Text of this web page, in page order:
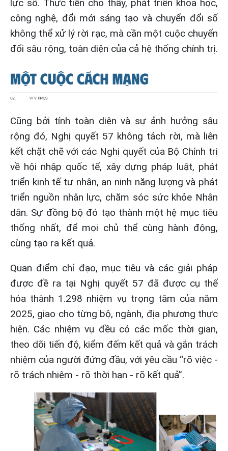
lực số. Thực tiễn cho thấy, phát triển khoa học,
công nghệ, đổi mới sáng tạo và chuyển đổi số
không thể xử lý rời rạc, mà cần một cuộc chuyển
đổi sâu rộng, toàn diện của cả hệ thống chính trị.
Cũng bởi tính toàn diện và sự ảnh hưởng sâu
rộng đó, Nghị quyết 57 không tách rời, mà liên
kết chặt chẽ với các Nghị quyết của Bộ Chính trị
về hội nhập quốc tế, xây dựng pháp luật, phát
triển kinh tế tư nhân, an ninh năng lượng và phát
triển nguồn nhân lực, chăm sóc sức khỏe Nhân
dân. Sự đồng bộ đó tạo thành một hệ mục tiêu
thống nhất, để mọi chủ thể cùng hành động,
cùng tạo ra kết quả.
Quan điểm chỉ đạo, mục tiêu và các giải pháp
được đề ra tại Nghị quyết 57 đã được cụ thể
hóa thành 1.298 nhiệm vụ trọng tâm của năm
2025, giao cho từng bộ, ngành, địa phương thực
hiện. Các nhiệm vụ đều có các mốc thời gian,
theo dõi tiến độ, kiểm đếm kết quả và gắn trách
nhiệm của người đứng đầu, với yêu cầu “rõ việc -
rõ trách nhiệm - rõ thời hạn - rõ kết quả”.